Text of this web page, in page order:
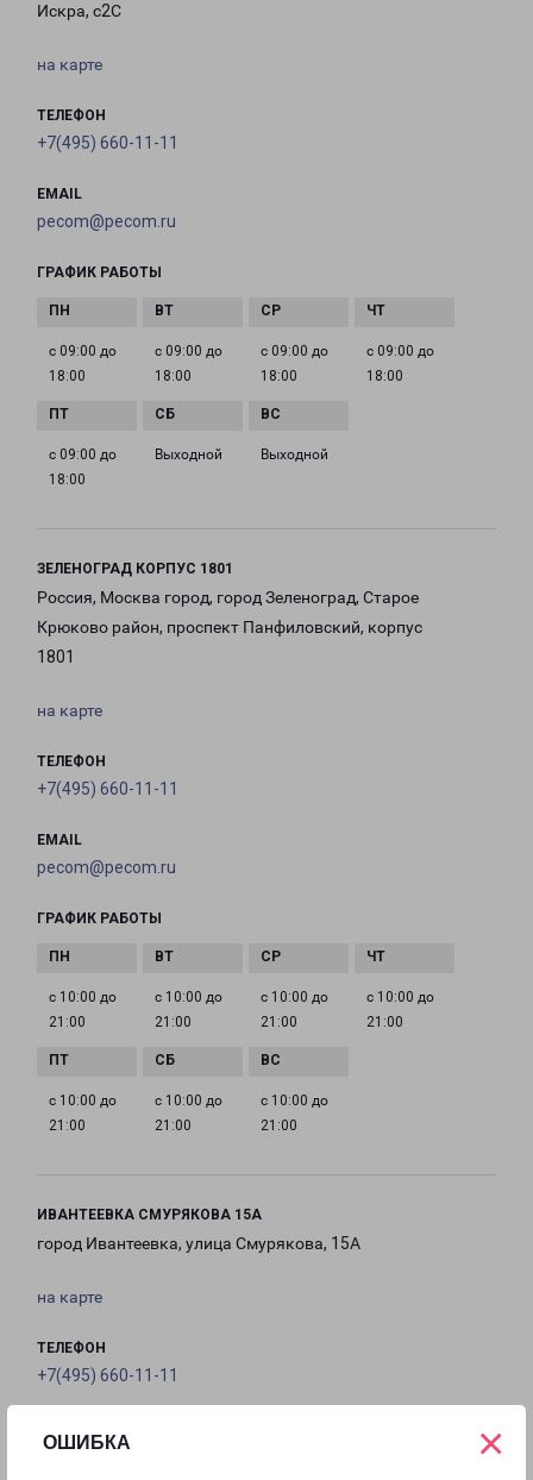
ОШИБКА ×
Искра, с2С
на карте
ТЕЛЕФОН
+7(495) 660-11-11
EMAIL
pecom@pecom.ru
ГРАФИК РАБОТЫ
с 09:00 до
18:00
с 09:00 до
18:00
с 09:00 до
18:00
с 09:00 до
18:00
с 09:00 до
18:00
Выходной Выходной
ЗЕЛЕНОГРАД КОРПУС 1801
Россия, Москва город, город Зеленоград, Старое
Крюково район, проспект Панфиловский, корпус
1801
на карте
ТЕЛЕФОН
+7(495) 660-11-11
EMAIL
pecom@pecom.ru
ГРАФИК РАБОТЫ
с 10:00 до
21:00
с 10:00 до
21:00
с 10:00 до
21:00
с 10:00 до
21:00
с 10:00 до
21:00
с 10:00 до
21:00
с 10:00 до
21:00
ИВАНТЕЕВКА СМУРЯКОВА 15А
город Ивантеевка, улица Смурякова, 15А
на карте
ТЕЛЕФОН
+7(495) 660-11-11
pecom@pecom.ru